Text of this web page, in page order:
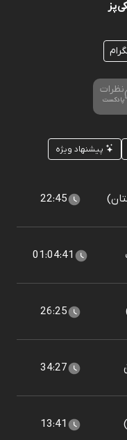
نظرات
پادکست
پیشنهاد ویژه
22:45
01:04:41
26:25
34:27
13:41